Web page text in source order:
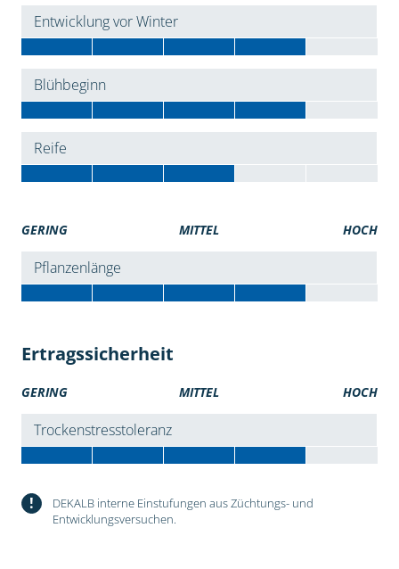
Entwicklung vor Winter
Blühbeginn
Reife
GERING MITTEL HOCH
Pflanzenlänge
Ertragssicherheit
GERING MITTEL HOCH
Trockenstresstoleranz
!
DEKALB interne Einstufungen aus Züchtungs- und
Entwicklungsversuchen.